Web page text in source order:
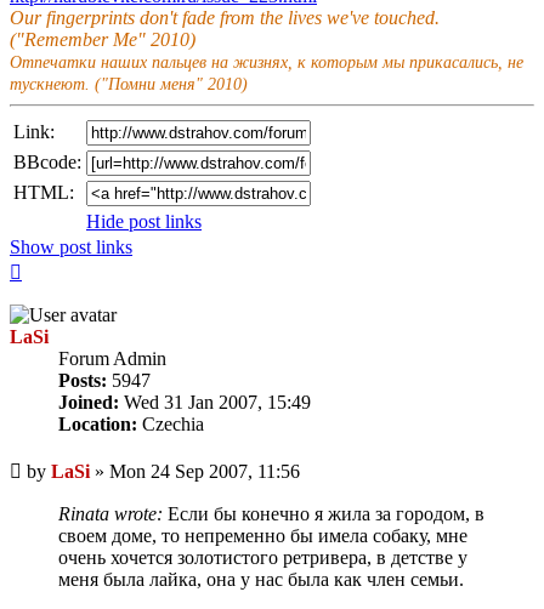
Our fingerprints don't fade from the lives we've touched.
("Remember Me" 2010)
Отпечатки наших пальцев на жизнях, к которым мы прикасались, не
тускнеют. ("Помни меня" 2010)
Link:
BBcode:
HTML:
Hide post links
Show post links
LaSi
Forum Admin
Posts: 5947
Joined: Wed 31 Jan 2007, 15:49
Location: Czechia
Unread
by LaSi» Mon 24 Sep 2007, 11:56
Rinata wrote: Если бы конечно я жила за городом, в
своем доме, то непременно бы имела собаку, мне
очень хочется золотистого ретривера, в детстве у
меня была лайка, она у нас была как член семьи.